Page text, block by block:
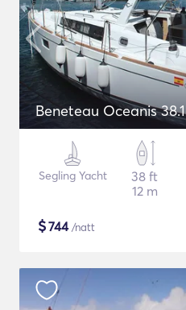
Beneteau Oceanis 38.1
Segling Yacht
38 ft
12 m
$744/natt